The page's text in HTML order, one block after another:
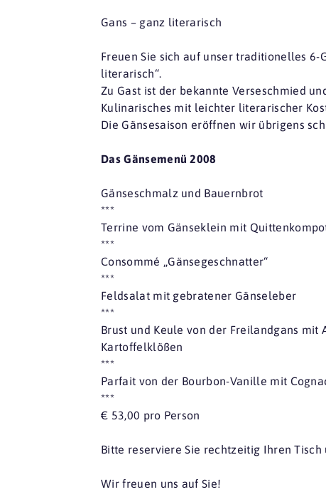
Gans – ganz literarisch
Freuen Sie sich auf unser traditionelles 6-
literarisch“.
Zu Gast ist der bekannte Verseschmied
Kulinarisches mit leichter literarischer
Die Gänsesaison eröffnen wir übrigens
Das Gänsemenü 2008
Gänseschmalz und Bauernbrot
***
Terrine vom Gänseklein mit
***
Consommé „Gänsegeschnatter“
***
Feldsalat mit gebratener Gänseleber
***
Brust und Keule von der Freilandgans
Kartoffelklößen
***
Parfait von der Bourbon-Vanille mit
***
€ 53,00 pro Person
Bitte reserviere Sie rechtzeitig Ihren Tisch
Wir freuen uns auf Sie!